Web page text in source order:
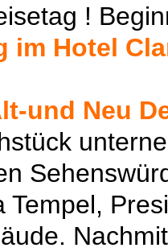
!
im Hotel
und Neu
Tempel,